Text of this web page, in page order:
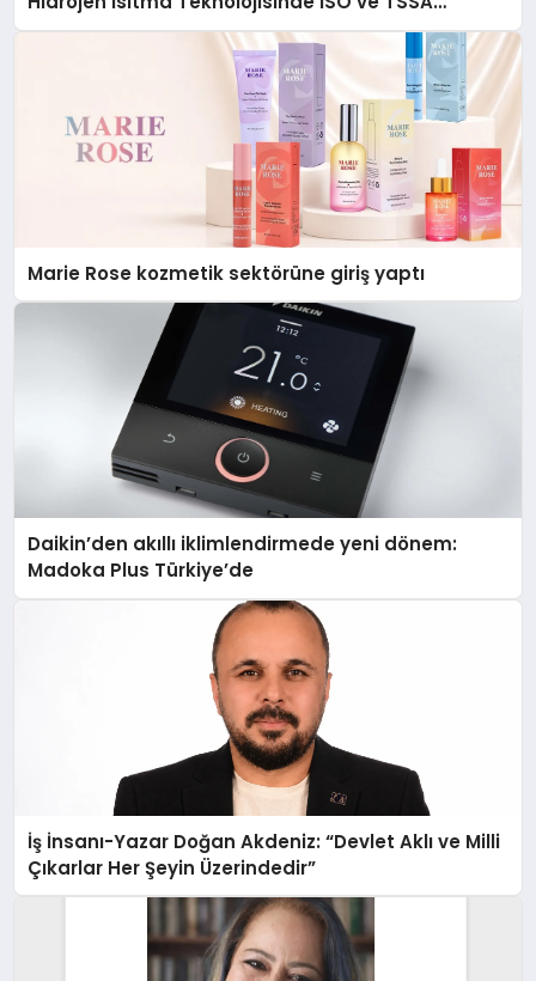
Düzenleyici Onaylarını Aldı
Marie Rose kozmetik sektörüne giriş yaptı
Daikin’den akıllı iklimlendirmede yeni dönem:
Madoka Plus Türkiye’de
İş İnsanı-Yazar Doğan Akdeniz: “Devlet Aklı ve Milli
Çıkarlar Her Şeyin Üzerindedir”